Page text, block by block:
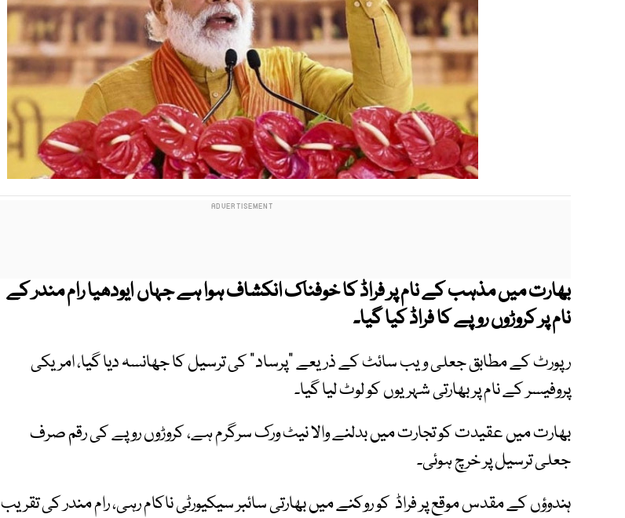
بھارت میں مذہب کے نام پر فراڈ کا خوفناک انکشاف ہوا ہے جہاں ایودھیا رام مندر کے
نام پر کروڑوں روپے کا فراڈ کیا گیا۔
رپورٹ کے مطابق جعلی ویب سائٹ کے ذریعے "پرساد" کی ترسیل کا جھانسہ دیا گیا، امریکی
پروفیسر کے نام پر بھارتی شہریوں کو لوٹ لیا گیا۔
بھارت میں عقیدت کو تجارت میں بدلنے والا نیٹ ورک سرگرم ہے، کروڑوں روپے کی رقم صرف
جعلی ترسیل پر خرچ ہوئی۔
ہندوؤں کے مقدس موقع پر فراڈ کو روکنے میں بھارتی سائبر سیکیورٹی ناکام رہی، رام مندر کی تقریب